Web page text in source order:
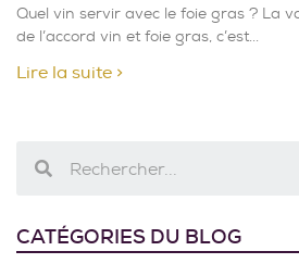
Quel vin servir avec le foie gras ? La
de l’accord vin et foie gras, c’est
Lire la suite >
CATÉGORIES DU BLOG